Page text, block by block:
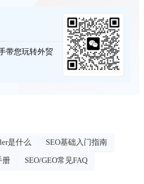
带您玩转外贸
是什么
SEO基础入门指南
册
SEO/GEO常见FAQ